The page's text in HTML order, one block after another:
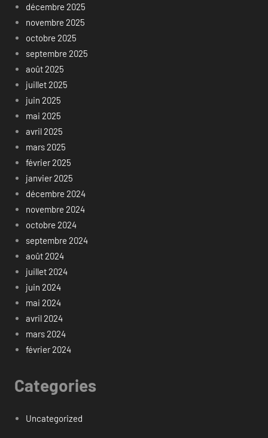
décembre 2025
novembre 2025
octobre 2025
septembre 2025
août 2025
juillet 2025
juin 2025
mai 2025
avril 2025
mars 2025
février 2025
janvier 2025
décembre 2024
novembre 2024
octobre 2024
septembre 2024
août 2024
juillet 2024
juin 2024
mai 2024
avril 2024
mars 2024
février 2024
Categories
Uncategorized